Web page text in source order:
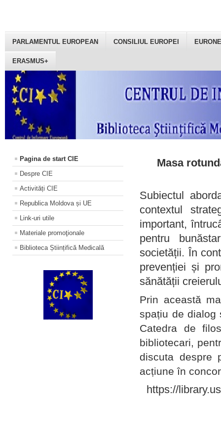
PARLAMENTUL EUROPEAN CONSILIUL EUROPEI
ERASMUS+
Pagina de start CIE
Despre CIE
Activități CIE
Republica Moldova și UE
Link-uri utile
Materiale promoţionale
Biblioteca Științifică Medicală
Masa
Subiectul
contextul
important,
pentru
societății. În
prevenției și
sănătății
Prin această
spațiu de dialog
Catedra de
bibliotecari,
discuta despre
acțiune în
https://